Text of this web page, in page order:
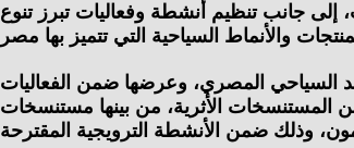
جانب تنظيم أنشطة وفعاليات تبرز تنوع
السياحي المصري، وعرضها ضمن الفعاليات
الأثرية، من بينها مستنسخات